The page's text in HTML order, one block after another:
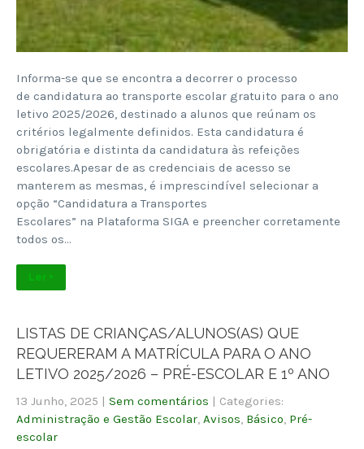
Informa-se que se encontra a decorrer o processo
de candidatura ao transporte escolar gratuito para o ano
letivo 2025/2026, destinado a alunos que reúnam os
critérios legalmente definidos. Esta candidatura é
obrigatória e distinta da candidatura às refeições
escolares.Apesar de as credenciais de acesso se
manterem as mesmas, é imprescindível selecionar a
opção “Candidatura a Transportes
Escolares” na Plataforma SIGA e preencher corretamente
todos os…
Ler +
LISTAS DE CRIANÇAS/ALUNOS(AS) QUE
REQUERERAM A MATRÍCULA PARA O ANO
LETIVO 2025/2026 – PRÉ-ESCOLAR E 1º ANO
13 Junho, 2025 | Sem comentários | Categories:
Administração e Gestão Escolar, Avisos, Básico, Pré-
escolar